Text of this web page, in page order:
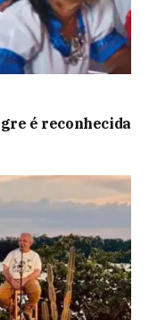
é reconhecida